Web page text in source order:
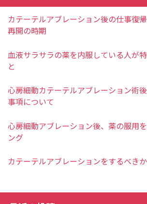
カテーテルアブレーション後の仕事復
再開の時期
血液サラサラの薬を内服している人が
と
心房細動カテーテルアブレーション術
事項について
心房細動アブレーション後、薬の服用
ング
カテーテルアブレーションをするべき